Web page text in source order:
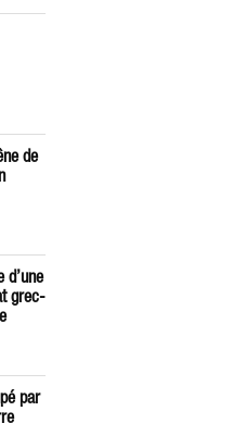
de
d’une
grec-
par